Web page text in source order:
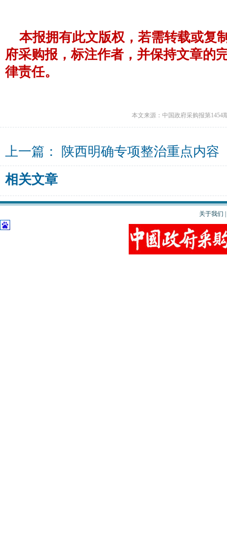
本报拥有此文版权，若需转载或复
府采购报，标注作者，并保持文章的
律责任。
本文来源：中国政府采购报第1454
上一篇：
陕西明确专项整治重点内容
相关文章
关于我们